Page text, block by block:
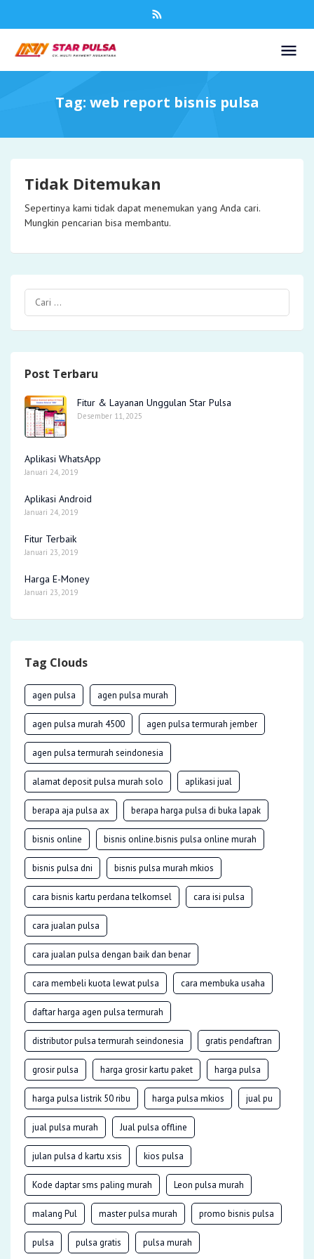
Tag: web report bisnis pulsa
Tidak Ditemukan
Sepertinya kami tidak dapat menemukan yang Anda cari.
Mungkin pencarian bisa membantu.
Post Terbaru
Fitur & Layanan Unggulan Star Pulsa
Desember 11, 2025
Aplikasi WhatsApp
Januari 24, 2019
Aplikasi Android
Januari 24, 2019
Fitur Terbaik
Januari 23, 2019
Harga E-Money
Januari 23, 2019
Tag Clouds
agen pulsa agen pulsa murah
agen pulsa murah 4500 agen pulsa termurah jember
agen pulsa termurah seindonesia
alamat deposit pulsa murah solo aplikasi jual
berapa aja pulsa ax berapa harga pulsa di buka lapak
bisnis online bisnis online.bisnis pulsa online murah
bisnis pulsa dni bisnis pulsa murah mkios
cara bisnis kartu perdana telkomsel cara isi pulsa
cara jualan pulsa
cara jualan pulsa dengan baik dan benar
cara membeli kuota lewat pulsa cara membuka usaha
daftar harga agen pulsa termurah
distributor pulsa termurah seindonesia gratis pendaftran
grosir pulsa harga grosir kartu paket harga pulsa
harga pulsa listrik 50 ribu harga pulsa mkios jual pu
jual pulsa murah Jual pulsa offline
julan pulsa d kartu xsis kios pulsa
Kode daptar sms paling murah Leon pulsa murah
malang Pul master pulsa murah promo bisnis pulsa
pulsa pulsa gratis pulsa murah